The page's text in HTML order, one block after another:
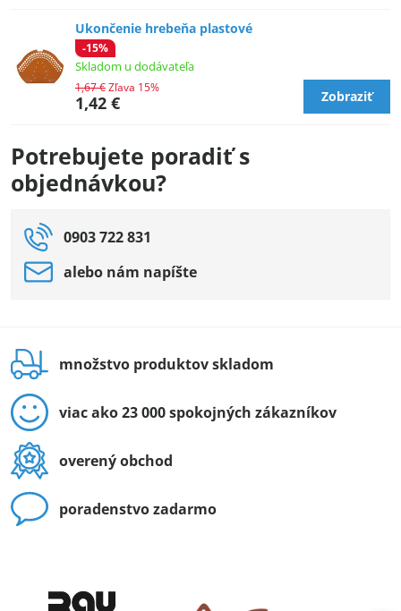
Ukončenie hrebeňa plastové
-15%
Skladom u dodávateľa
1,42 €
1,67 €Zľava 15%
Zobraziť
Potrebujete poradiť s
objednávkou?
0903 722 831
alebo nám napíšte
množstvo produktov skladom
viac ako 23 000 spokojných zákazníkov
overený obchod
poradenstvo zadarmo